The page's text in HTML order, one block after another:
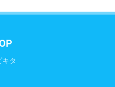
キタ